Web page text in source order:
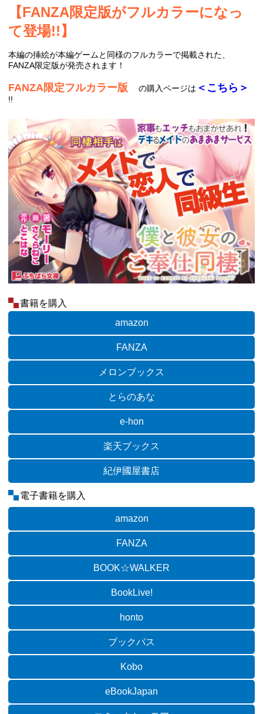
【FANZA限定版がフルカラーになっ
て登場!!】
本編の挿絵が本編ゲームと同様のフルカラーで掲載された、
FANZA限定版が発売されます！
FANZA限定フルカラー版 の購入ページは ＜こちら＞
!!
書籍を購入
amazon
FANZA
メロンブックス
とらのあな
e-hon
楽天ブックス
紀伊國屋書店
電子書籍を購入
amazon
FANZA
BOOK☆WALKER
BookLive!
honto
ブックパス
Kobo
eBookJapan